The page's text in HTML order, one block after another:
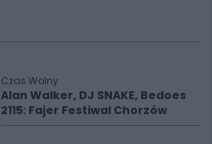
Czas Wolny
Alan Walker, DJ SNAKE, Bedoes
2115: Fajer Festiwal Chorzów